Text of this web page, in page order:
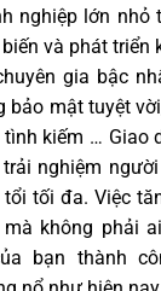
nghiệp lớn nhỏ
và phát triển
gia bậc
bảo mật tuyệt
kiếm … Giao
nghiệm
tối đa. Việc
không phải
bạn thành